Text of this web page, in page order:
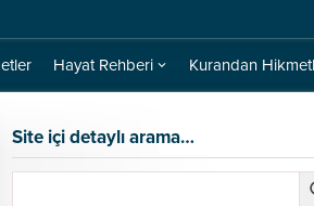
Hayat Rehberi Kurandan
Site içi detaylı arama…